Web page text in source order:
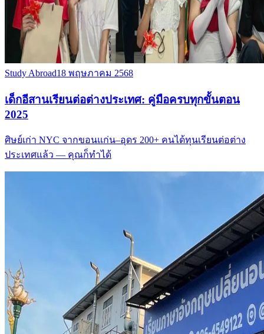
Study Abroad18 พฤษภาคม 2568
เด็กอีสานเรียนต่อต่างประเทศ: คู่มือครบทุกขั้นตอน
2025
ศิษย์เก่า NYC จากขอนแก่น–อุดร 200+ คนได้ทุนเรียนต่อต่าง
ประเทศแล้ว — คุณก็ทำได้